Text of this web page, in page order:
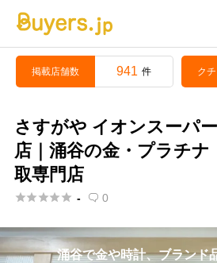
掲載店舗数 941 件 ク
さすがや イオンスーパ
店｜涌谷の金・プラチ
取専門店
 -  0
涌谷で金や時計、ブランド